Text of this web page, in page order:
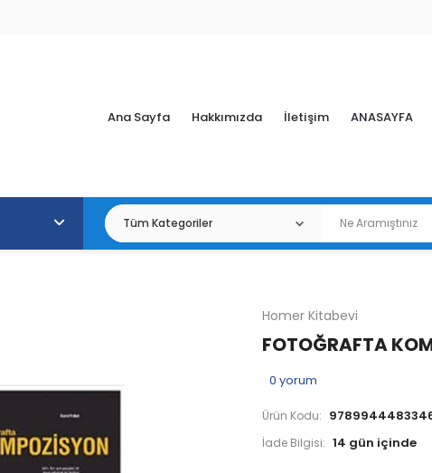
Ana Sayfa Hakkımızda İletişim ANASAYFA
Homer Kitabevi
FOTOĞRAFTA
0 yorum
Ürün Kodu:
İade Bilgisi: